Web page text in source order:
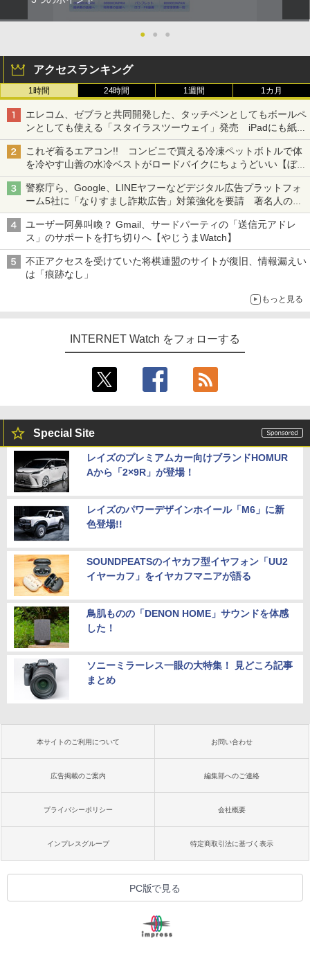
● ● ●
アクセスランキング
1時間 24時間 1週間 1カ月
エレコム、ゼブラと共同開発した、タッチペンとしてもボールペ
ンとしても使える「スタイラスツーウェイ」発売 iPadにも紙に
も、持ち替えずに書き込める
これぞ着るエアコン!! コンビニで買える冷凍ペットボトルで体
を冷やす山善の水冷ベストがロードバイクにちょうどいい【ぼっ
ち・ざ・ろーど！その14】【空いた時間でなにしてる？】
警察庁ら、Google、LINEヤフーなどデジタル広告プラットフォ
ーム5社に「なりすまし詐欺広告」対策強化を要請 著名人の写
真や映像を使った投資詐欺などへの対策として
ユーザー阿鼻叫喚？ Gmail、サードパーティの「送信元アドレ
ス」のサポートを打ち切りへ【やじうまWatch】
不正アクセスを受けていた将棋連盟のサイトが復旧、情報漏えい
は「痕跡なし」
もっと見る
INTERNET Watch をフォローする
Special Site
レイズのプレミアムカー向けブランドHOMUR
Aから「2×9R」が登場！
レイズのパワーデザインホイール「M6」に新
色登場!!
SOUNDPEATSのイヤカフ型イヤフォン「UU2
イヤーカフ」をイヤカフマニアが語る
鳥肌ものの「DENON HOME」サウンドを体感
した！
ソニーミラーレス一眼の大特集！ 見どころ記事
まとめ
本サイトのご利用について お問い合わせ
広告掲載のご案内 編集部へのご連絡
プライバシーポリシー 会社概要
インプレスグループ 特定商取引法に基づく表示
PC版で見る